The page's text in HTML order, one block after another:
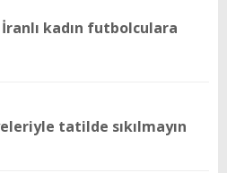
kadın futbolculara
tatilde sıkılmayın